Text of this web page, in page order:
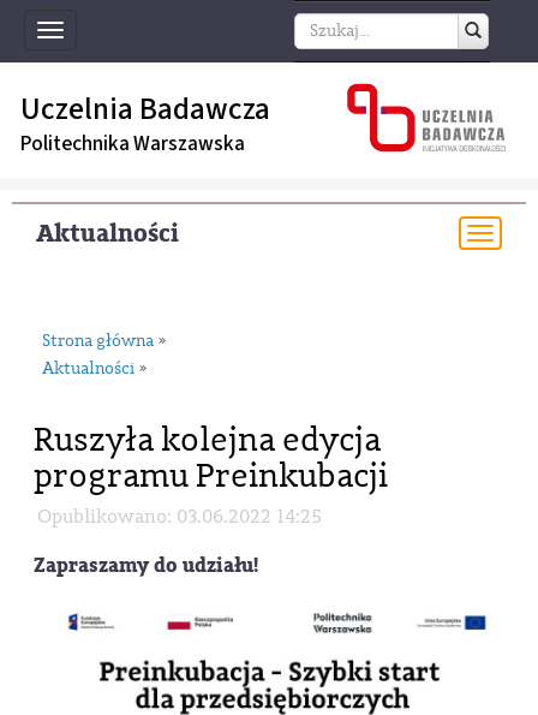
Toggle
navigation
Uczelnia Badawcza
Politechnika Warszawska
Aktualności
Strona główna »
Aktualności »
Ruszyła kolejna edycja
programu Preinkubacji
Opublikowano: 03.06.2022 14:25
Zapraszamy do udziału!